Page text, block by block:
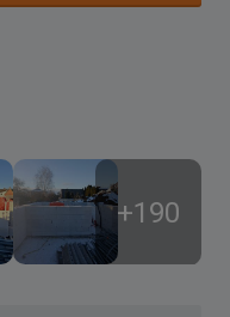
+190